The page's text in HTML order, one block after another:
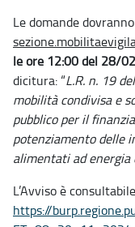
Le domande
leore 12:00 del 28/
dicitura: “L.R. n. 19
mobilità condivisa e
pubblico per il
potenziamento delle
alimentati ad
L’Avviso è
https://